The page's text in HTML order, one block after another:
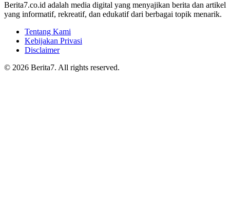
Berita7.co.id adalah media digital yang menyajikan berita dan artikel
yang informatif, rekreatif, dan edukatif dari berbagai topik menarik.
Tentang Kami
Kebijakan Privasi
Disclaimer
© 2026 Berita7. All rights reserved.